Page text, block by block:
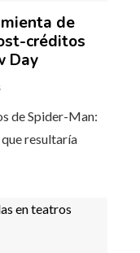
de
créditos
Day
de Spider-Man:
resultaría